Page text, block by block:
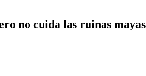
no cuida las ruinas mayas